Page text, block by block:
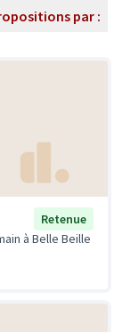
par :
Retenue
à Belle Beille